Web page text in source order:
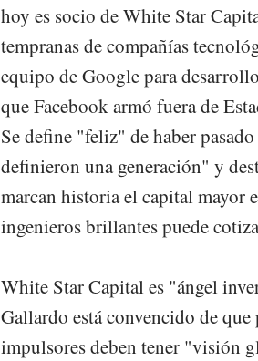
hoy es socio de White Star
tempranas de compañías
equipo de Google para
que Facebook armó fuera de
Se define "feliz" de haber
definieron una generación" y
marcan historia el capital mayor
ingenieros brillantes puede
White Star Capital es "ángel
Gallardo está convencido de
impulsores deben tener "visión